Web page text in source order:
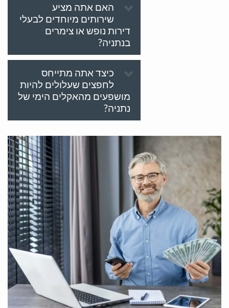
האם אתה מציע
שירותים מיוחדים לבעלי
דירות נופש או צימרים
בנתניה?
כיצד אתה מתייחס
לחפצים שעלולים להיות
מושפעים מהאקלים הימי של
נתניה?